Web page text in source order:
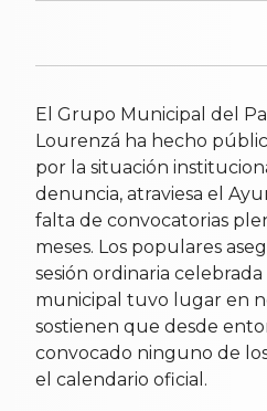
El Grupo Municipal del
Lourenzá ha hecho
por la situación
denuncia, atraviesa el
falta de convocatorias
meses. Los populares
sesión ordinaria
municipal tuvo lugar en
sostienen que desde
convocado ninguno de
el calendario oficial.